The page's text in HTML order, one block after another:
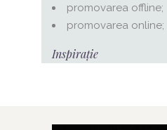
promovarea offline;
promovarea online;
Inspirație